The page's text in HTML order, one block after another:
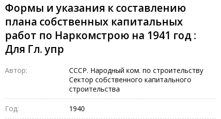
Формы и указания к составлению
плана собственных капитальных
работ по Наркомстрою на 1941 год :
Для Гл. упр
Автор:
СССР. Народный ком. по строительству
Сектор собственного капитального
строительства
Год: 1940